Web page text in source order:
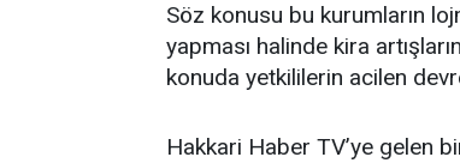
Söz konusu bu kurumların
yapması halinde kira
konuda yetkililerin acilen
Hakkari Haber TV’ye gelen